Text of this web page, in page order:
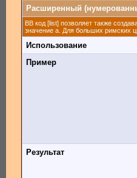
Расширенный
BB код [list] позволяет также
значение а. Для больших римских
Использование
Пример
Результат